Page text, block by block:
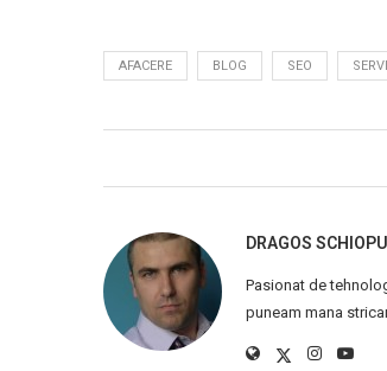
AFACERE BLOG SEO
DRAGOS SCHIOPU
Pasionat de
puneam mana